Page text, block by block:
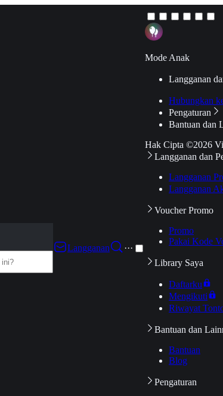
Langganan
···
Mode Anak
Langganan
Hubungkan
Pengaturan
Bantuan dan
Hak Cipta ©2026
Langganan dan
Langganan
Langganan
Voucher Promo
Promo
Pakai Kode
Library Saya
Daftarku
Mengikuti
Riwayat
Bantuan dan
Bantuan
Blog
Pengaturan